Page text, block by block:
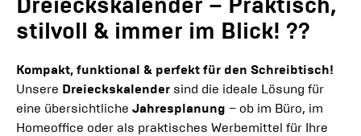
stilvoll & immer im Blick! ??
Kompakt, funktional & perfekt für den Schreibtisch!
Unsere Dreieckskalender sind die ideale Lösung für
eine übersichtliche Jahresplanung – ob im Büro, im
Homeoffice oder als praktisches Werbemittel für Ihre